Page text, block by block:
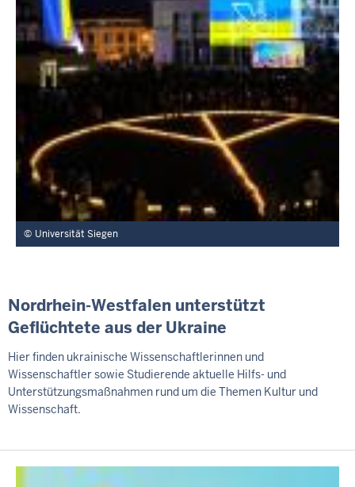
Universität Siegen
Nordrhein-Westfalen unterstützt
Geflüchtete aus der Ukraine
Hier finden ukrainische Wissenschaftlerinnen und
Wissenschaftler sowie Studierende aktuelle Hilfs- und
Unterstützungsmaßnahmen rund um die Themen Kultur und
Wissenschaft.